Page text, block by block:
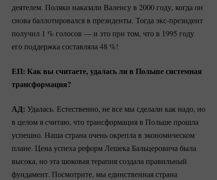
деятелем. Поляки наказали Валенсу в 2000 году, когда он
снова баллотировался в президенты. Тогда экс-президент
получил 1 %голосов — и это при том, что в 1995 году
его поддержка составляла48 %!
ЕП: Как вы считаете, удалась ли в Польше системная
трансформация?
АД: Удалась. Естественно, не все мы сделали как надо, но
в целом я считаю, что трансформация в Польше прошла
успешно. Наша страна очень окрепла в экономическом
плане. Цена успеха реформ Лешека Бальцеровича была
высока, но эта шоковая терапия создала правильный
фундамент. Посмотрите, мы единственная страна